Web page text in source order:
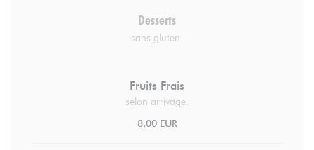
Desserts
sans gluten.
Fruits Frais
selon arrivage.
8,00 EUR